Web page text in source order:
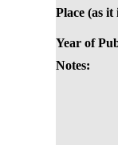
Place (as
Year of
Notes: